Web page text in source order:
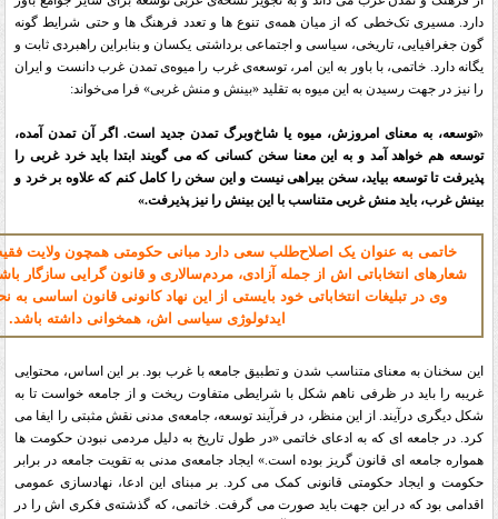
دارد. مسیری تک‌خطی که از میان همه‌ی تنوع ها و تعدد فرهنگ ها و حتی شرایط گونه
گون جغرافیایی، تاریخی، سیاسی و اجتماعی برداشتی یکسان و بنابراین راهبردی ثابت و
یگانه دارد. خاتمی، با باور به این امر، توسعه‌ی غرب را میوه‌ی تمدن غرب دانست و ایران
را نیز در جهت رسیدن به این میوه به تقلید «بینش و منش غربی» فرا می‌خواند:
«توسعه، به معنای امروزش، میوه یا شاخ‌وبرگ تمدن جدید است. اگر آن تمدن آمده،
توسعه هم خواهد آمد و به این معنا سخن کسانی که می گویند ابتدا باید خرد غربی را
پذیرفت تا توسعه بیاید، سخن بیراهی نیست و این سخن را کامل کنم که علاوه بر خرد و
بینش غرب، باید منش غربی متناسب با این بینش را نیز پذیرفت.»
خاتمی به عنوان یک اصلاح‌طلب سعی دارد مبانی حکومتی همچون ولایت فقیه
شعارهای انتخاباتی اش از جمله آزادی، مردم‌سالاری و قانون گرایی سازگار
وی در تبلیغات انتخاباتی خود بایستی از این نهاد کانونی قانون اساسی به
ایدئولوژی سیاسی اش، همخوانی داشته باشد.
این سخنان به معنای متناسب شدن و تطبیق جامعه با غرب بود. بر این اساس، محتوایی
غریبه را باید در ظرفی ناهم شکل با شرایطی متفاوت ریخت و از جامعه خواست تا به
شکل دیگری درآیند. از این منظر، در فرآیند توسعه، جامعه‌ی مدنی نقش مثبتی را ایفا می
کرد. در جامعه ای که به ادعای خاتمی «در طول تاریخ به دلیل‏ مردمی نبودن حکومت ها
همواره جامعه ای قانون گریز بوده است.» ایجاد جامعه‌ی مدنی به تقویت جامعه در برابر
حکومت و ایجاد حکومتی قانونی کمک می کرد. بر مبنای این ادعا، نهادسازی عمومی
اقدامی بود که در این جهت باید صورت می گرفت. خاتمی، که گذشته‌ی فکری اش را در